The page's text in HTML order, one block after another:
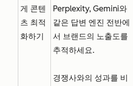
게 콘텐
츠 최적
화하기
Perplexity, Gemini와
같은 답변 엔진 전반에
서 브랜드의 노출도를
추적하세요.
경쟁사와의 성과를 비